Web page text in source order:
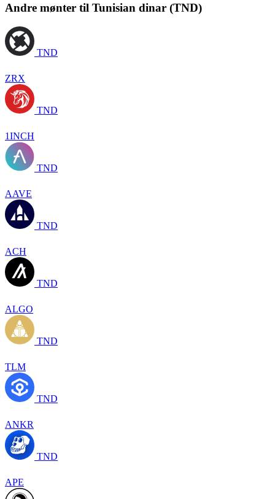
Andre mønter til Tunisian dinar (TND)
TND
ZRX
TND
1INCH
TND
AAVE
TND
ACH
TND
ALGO
TND
TLM
TND
ANKR
TND
APE